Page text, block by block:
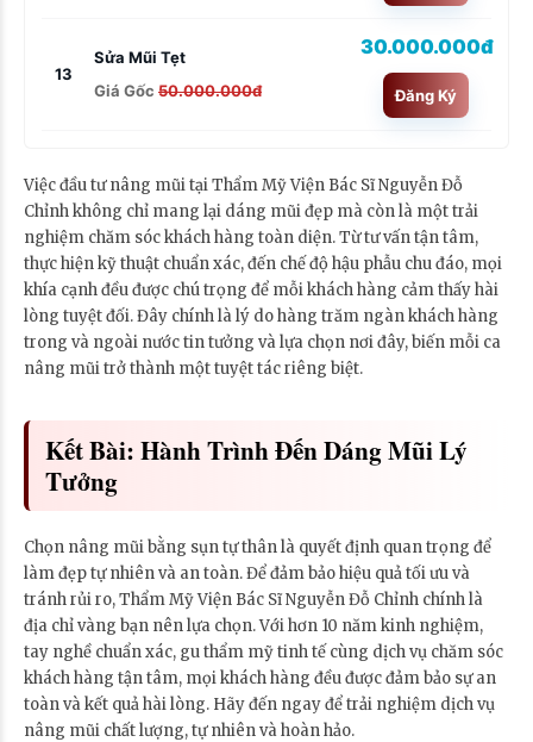
13
Sửa Mũi Tẹt
Giá Gốc 50.000.000đ
30.000.000đ
Đăng Ký
Việc đầu tư nâng mũi tại Thẩm Mỹ Viện Bác Sĩ Nguyễn Đỗ
Chỉnh không chỉ mang lại dáng mũi đẹp mà còn là một trải
nghiệm chăm sóc khách hàng toàn diện. Từ tư vấn tận tâm,
thực hiện kỹ thuật chuẩn xác, đến chế độ hậu phẫu chu đáo, mọi
khía cạnh đều được chú trọng để mỗi khách hàng cảm thấy hài
lòng tuyệt đối. Đây chính là lý do hàng trăm ngàn khách hàng
trong và ngoài nước tin tưởng và lựa chọn nơi đây, biến mỗi ca
nâng mũi trở thành một tuyệt tác riêng biệt.
Kết Bài: Hành Trình Đến Dáng Mũi Lý
Tưởng
Chọn nâng mũi bằng sụn tự thân là quyết định quan trọng để
làm đẹp tự nhiên và an toàn. Để đảm bảo hiệu quả tối ưu và
tránh rủi ro, Thẩm Mỹ Viện Bác Sĩ Nguyễn Đỗ Chỉnh chính là
địa chỉ vàng bạn nên lựa chọn. Với hơn 10 năm kinh nghiệm,
tay nghề chuẩn xác, gu thẩm mỹ tinh tế cùng dịch vụ chăm sóc
khách hàng tận tâm, mọi khách hàng đều được đảm bảo sự an
toàn và kết quả hài lòng. Hãy đến ngay để trải nghiệm dịch vụ
nâng mũi chất lượng, tự nhiên và hoàn hảo.